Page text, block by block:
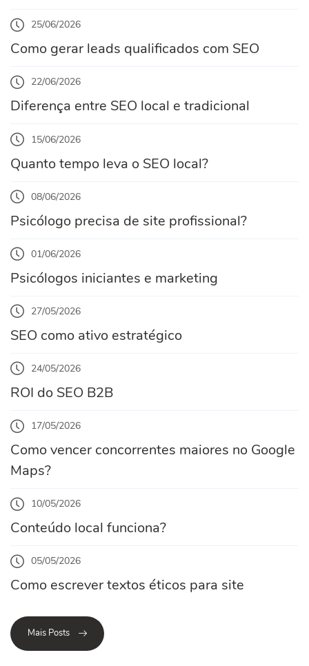
25/06/2026
Como gerar leads qualificados com SEO
22/06/2026
Diferença entre SEO local e tradicional
15/06/2026
Quanto tempo leva o SEO local?
08/06/2026
Psicólogo precisa de site profissional?
01/06/2026
Psicólogos iniciantes e marketing
27/05/2026
SEO como ativo estratégico
24/05/2026
ROI do SEO B2B
17/05/2026
Como vencer concorrentes maiores no Google
Maps?
10/05/2026
Conteúdo local funciona?
05/05/2026
Como escrever textos éticos para site
Mais Posts